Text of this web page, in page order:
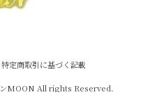
特定商取引に基づく記載
MOON All rights Reserved.